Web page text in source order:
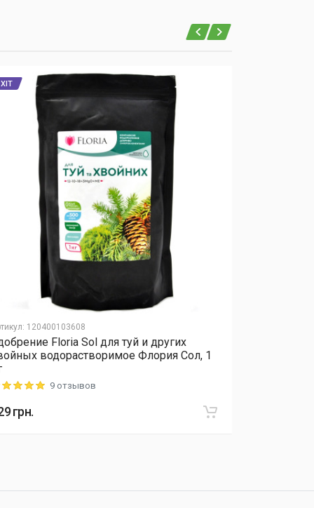
: 120400103608
ХІТ
Floria Sol для туй и других
водорастворимое Флория Сол, 1
5 out of 59 отзывов
грн.